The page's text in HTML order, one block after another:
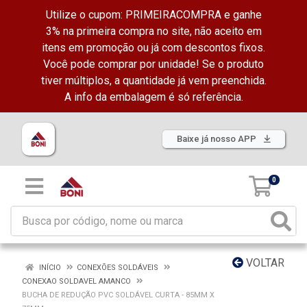
Utilize o cupom: PRIMEIRACOMPRA e ganhe
3% na primeira compra no site, não aceito em
itens em promoção ou já com descontos fixos.
Você pode comprar por unidade! Se o produto
tiver múltiplos, a quantidade já vem preenchida.
A info da embalagem é só referência.
Baixe já nosso APP
0
VOLTAR
INÍCIO
CONEXÕES SOLDÁVEIS
CONEXAO SOLDAVEL AMANCO
BUCHA DE REDUÇÃO PVC SOLDÁVEL CURTA - 85MM X